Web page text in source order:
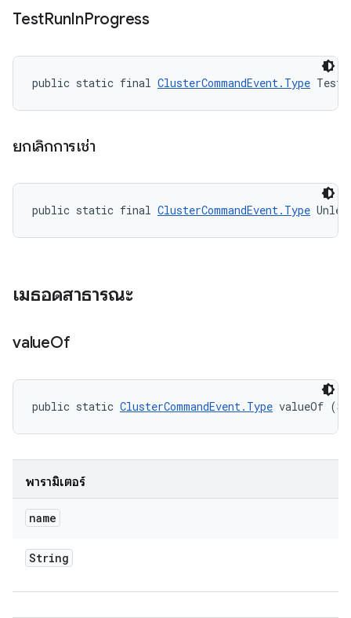
TestRunInProgress
public static final ClusterCommandEvent.Type
ยกเลิกการเช่า
public static final ClusterCommandEvent.Type
เมธอดสาธารณะ
valueOf
public static ClusterCommandEvent.Type valueOf
พารามิเตอร์
name
String